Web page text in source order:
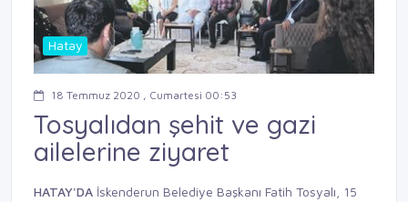
Hatay
18 Temmuz 2020 , Cumartesi 00:53
Tosyalıdan şehit ve gazi
ailelerine ziyaret
HATAY'DA İskenderun Belediye Başkanı Fatih Tosyalı, 15